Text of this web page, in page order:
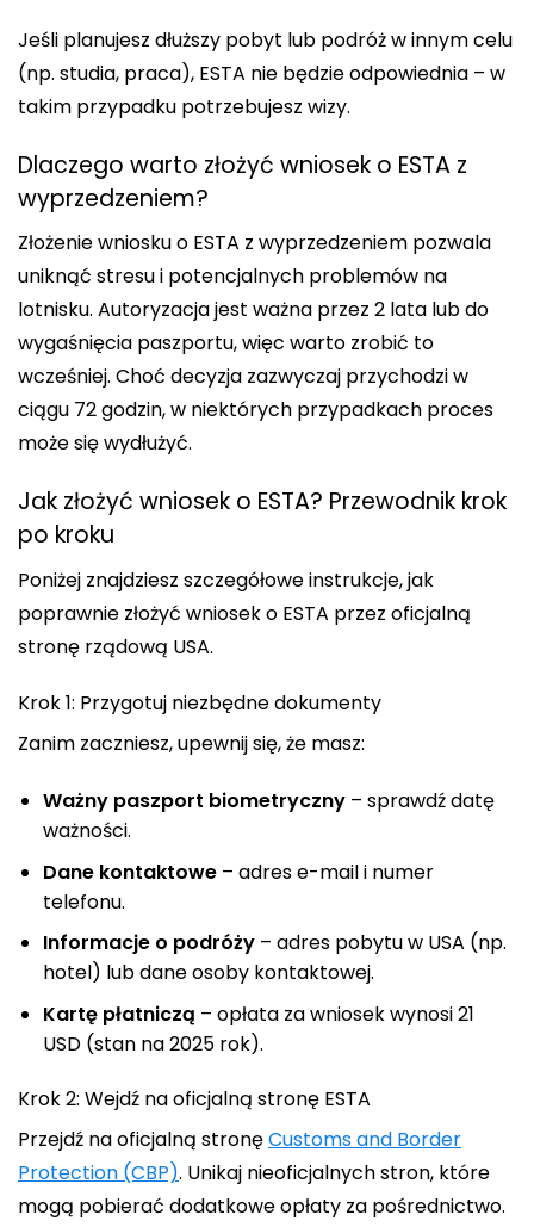
Jeśli planujesz dłuższy pobyt lub podróż w innym celu
(np. studia, praca), ESTA nie będzie odpowiednia – w
takim przypadku potrzebujesz wizy.
Dlaczego warto złożyć wniosek o ESTA z
wyprzedzeniem?
Złożenie wniosku o ESTA z wyprzedzeniem pozwala
uniknąć stresu i potencjalnych problemów na
lotnisku. Autoryzacja jest ważna przez 2 lata lub do
wygaśnięcia paszportu, więc warto zrobić to
wcześniej. Choć decyzja zazwyczaj przychodzi w
ciągu 72 godzin, w niektórych przypadkach proces
może się wydłużyć.
Jak złożyć wniosek o ESTA? Przewodnik krok
po kroku
Poniżej znajdziesz szczegółowe instrukcje, jak
poprawnie złożyć wniosek o ESTA przez oficjalną
stronę rządową USA.
Krok 1: Przygotuj niezbędne dokumenty
Zanim zaczniesz, upewnij się, że masz:
Ważny paszport biometryczny– sprawdź datę
ważności.
Dane kontaktowe– adres e-mail i numer
telefonu.
Informacje o podróży– adres pobytu w USA (np.
hotel) lub dane osoby kontaktowej.
Kartę płatniczą – opłata za wniosek wynosi 21
USD (stan na 2025 rok).
Krok 2: Wejdź na oficjalną stronę ESTA
Przejdź na oficjalną stronęCustoms and Border
Protection (CBP). Unikaj nieoficjalnych stron, które
mogą pobierać dodatkowe opłaty za pośrednictwo.